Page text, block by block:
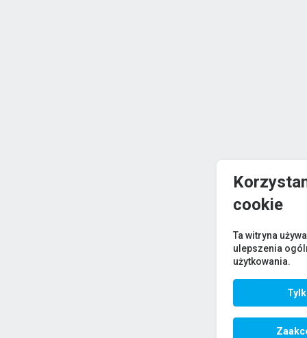
cookie
Ta witryna
ulepszenia
użytkowania.